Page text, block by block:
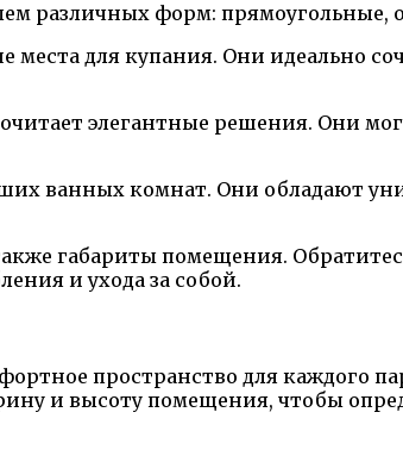
различных форм: прямоугольные,
для купания. Они идеально
элегантные решения. Они
ванных комнат. Они обладают
габариты помещения.
и ухода за собой.
пространство для каждого
и высоту помещения, чтобы